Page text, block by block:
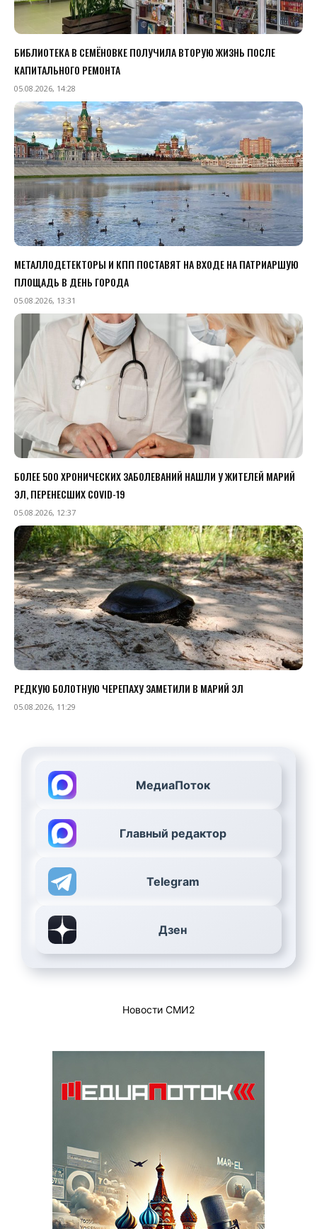
БИБЛИОТЕКА В СЕМЁНОВКЕ ПОЛУЧИЛА ВТОРУЮ ЖИЗНЬ ПОСЛЕ
КАПИТАЛЬНОГО РЕМОНТА
05.08.2026, 14:28
МЕТАЛЛОДЕТЕКТОРЫ И КПП ПОСТАВЯТ НА ВХОДЕ НА ПАТРИАРШУЮ
ПЛОЩАДЬ В ДЕНЬ ГОРОДА
05.08.2026, 13:31
БОЛЕЕ 500 ХРОНИЧЕСКИХ ЗАБОЛЕВАНИЙ НАШЛИ У ЖИТЕЛЕЙ МАРИЙ
ЭЛ, ПЕРЕНЕСШИХ COVID-19
05.08.2026, 12:37
РЕДКУЮ БОЛОТНУЮ ЧЕРЕПАХУ ЗАМЕТИЛИ В МАРИЙ ЭЛ
05.08.2026, 11:29
МедиаПоток
Главный редактор
Telegram
Дзен
Новости СМИ2